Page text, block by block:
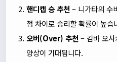
핸디캡 승 추천 – 니가타의 수
점 차이로 승리할 확률이 높습
오버(Over) 추천 – 감바 오사
양상이 기대됩니다.